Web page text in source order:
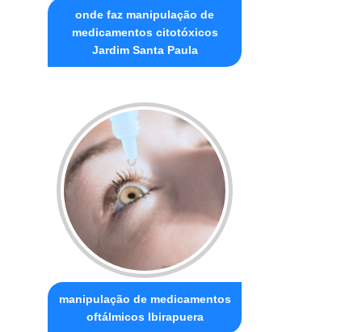
onde faz manipulação de
medicamentos citotóxicos
Jardim Santa Paula
manipulação de medicamentos
oftálmicos Ibirapuera